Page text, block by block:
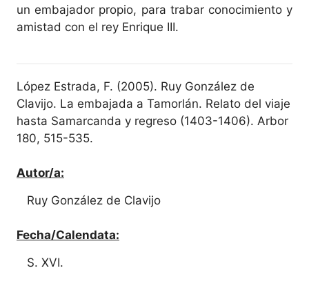
un embajador propio, para trabar conocimiento y
amistad con el rey Enrique III.
López Estrada, F. (2005). Ruy González de
Clavijo. La embajada a Tamorlán. Relato del viaje
hasta Samarcanda y regreso (1403-1406). Arbor
180, 515-535.
Autor/a:
Ruy González de Clavijo
Fecha/Calendata:
S. XVI.